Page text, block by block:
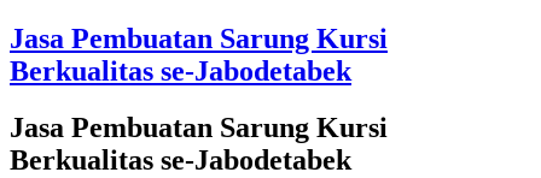
Jasa Pembuatan Sarung Kursi
Berkualitas se-Jabodetabek
Jasa Pembuatan Sarung Kursi
Berkualitas se-Jabodetabek